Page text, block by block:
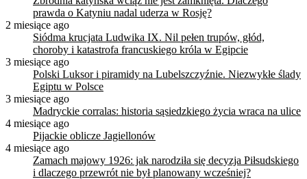
prawda o Katyniu nadal uderza w Rosję?
2 miesiące ago
Siódma krucjata Ludwika IX. Nil pełen trupów, głód,
choroby i katastrofa francuskiego króla w Egipcie
3 miesiące ago
Polski Luksor i piramidy na Lubelszczyźnie. Niezwykłe ślady
Egiptu w Polsce
3 miesiące ago
Madryckie corralas: historia sąsiedzkiego życia wraca na ulice
4 miesiące ago
Pijackie oblicze Jagiellonów
4 miesiące ago
Zamach majowy 1926: jak narodziła się decyzja Piłsudskiego
i dlaczego przewrót nie był planowany wcześniej?